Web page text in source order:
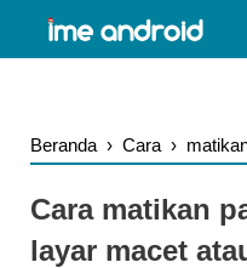
Beranda › Cara ›
Cara matikan
layar macet